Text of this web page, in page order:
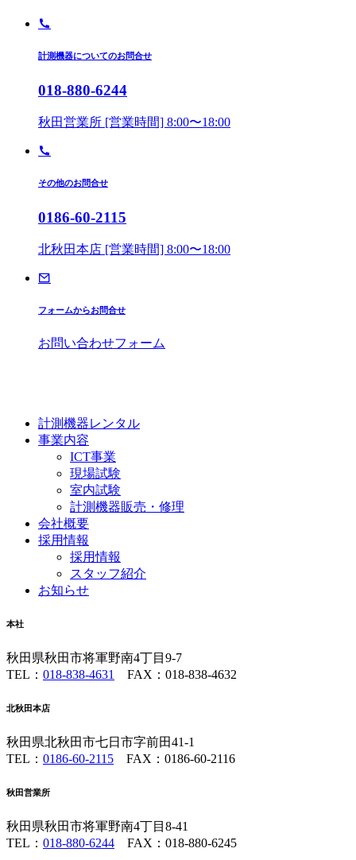
計測機器についてのお問合せ
018-880-6244
秋田営業所 [営業時間] 8:00〜18:00
その他のお問合せ
0186-60-2115
北秋田本店 [営業時間] 8:00〜18:00
フォームからお問合せ
お問い合わせフォーム
計測機器レンタル
事業内容
ICT事業
現場試験
室内試験
計測機器販売・修理
会社概要
採用情報
採用情報
スタッフ紹介
お知らせ
本社
秋田県秋田市将軍野南4丁目9-7
TEL： 018-838-4631 FAX：018-838-4632
北秋田本店
秋田県北秋田市七日市字前田41-1
TEL： 0186-60-2115 FAX：0186-60-2116
秋田営業所
秋田県秋田市将軍野南4丁目8-41
TEL： 018-880-6244 FAX：018-880-6245